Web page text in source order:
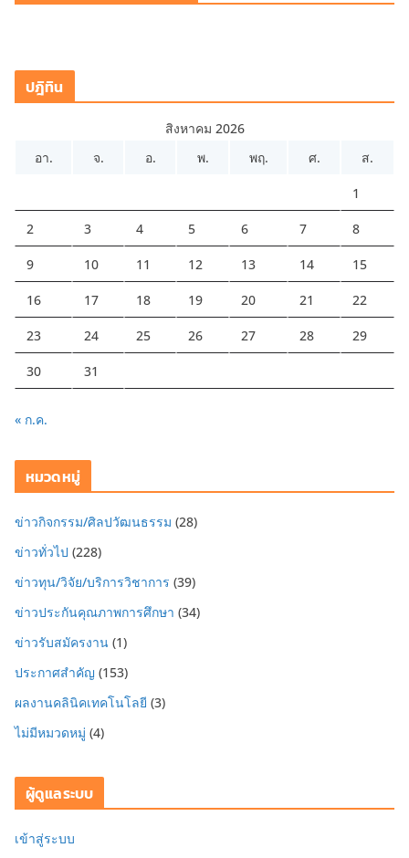
ปฎิทิน
สิงหาคม 2026
อา.
จ. อ. พ. พฤ. ศ. ส.
1
2 3 4 5 6 7 8
9 10 11 12 13 14 15
16 17 18 19 20 21 22
23 24 25 26 27 28 29
30 31
« ก.ค.
หมวดหมู่
ข่าวกิจกรรม/ศิลปวัฒนธรรม (28)
ข่าวทั่วไป (228)
ข่าวทุน/วิจัย/บริการวิชาการ (39)
ข่าวประกันคุณภาพการศึกษา (34)
ข่าวรับสมัครงาน (1)
ประกาศสำคัญ (153)
ผลงานคลินิคเทคโนโลยี (3)
ไม่มีหมวดหมู่ (4)
ผู้ดูแลระบบ
เข้าสู่ระบบ